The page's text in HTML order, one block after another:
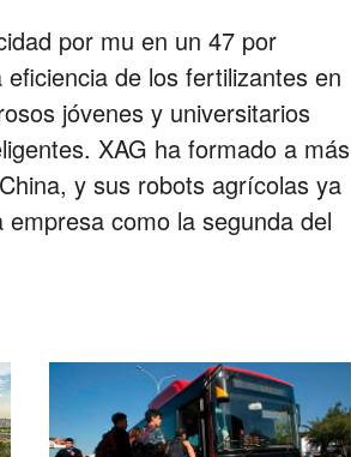
por mu en un 47 por
de los fertilizantes en
jóvenes y universitarios
XAG ha formado a más
y sus robots agrícolas ya
como la segunda del